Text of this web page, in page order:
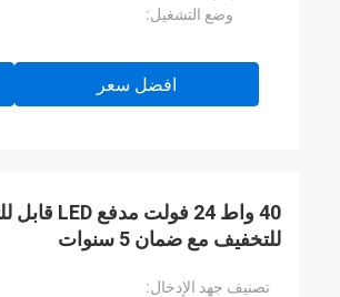
وضع التشغيل:
افضل سعر
للتخفيف مع ضمان 5 سنوات
تصنيف جهد الإدخال: